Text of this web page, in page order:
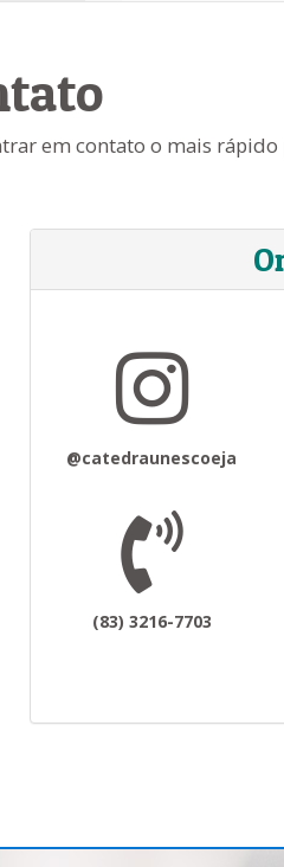
em contato o mais rápido
@catedraunescoeja
(83) 3216-7703